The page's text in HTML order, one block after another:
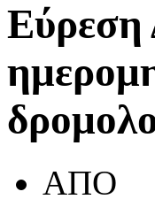
Εύρεση
ΑΠΟ